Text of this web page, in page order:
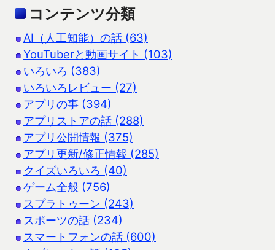
コンテンツ分類
AI（人工知能）の話 (63)
YouTuberと動画サイト (103)
いろいろ (383)
いろいろレビュー (27)
アプリの事 (394)
アプリストアの話 (288)
アプリ公開情報 (375)
アプリ更新/修正情報 (285)
クイズいろいろ (40)
ゲーム全般 (756)
スプラトゥーン (243)
スポーツの話 (234)
スマートフォンの話 (600)